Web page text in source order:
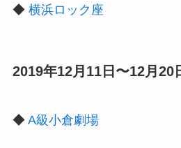
◆ 横浜ロック座
2019年12月11日〜12月20
◆ A級小倉劇場